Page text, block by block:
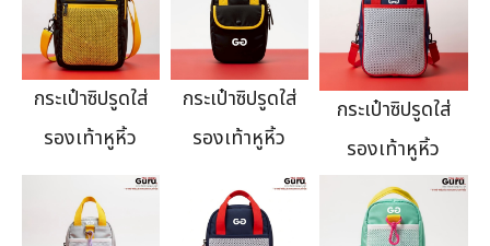
กระเป๋าซิปรูดใส่
รองเท้าหูหิ้ว
กระเป๋าซิปรูดใส่
รองเท้าหูหิ้ว
กระเป๋าซิปรูดใส่
รองเท้าหูหิ้ว